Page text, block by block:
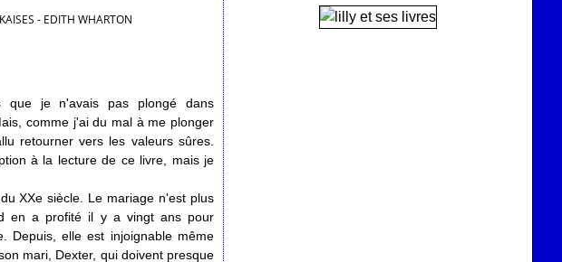
- EDITH WHARTON
que je n'avais pas plongé dans
comme j'ai du mal à me plonger
retourner vers les valeurs sûres.
à la lecture de ce livre, mais je
XXe siècle. Le mariage n'est plus
en a profité il y a vingt ans pour
Depuis, elle est injoignable même
mari, Dexter, qui doivent presque